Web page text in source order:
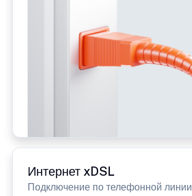
Интернет xDSL
Подключение по телефонной линии